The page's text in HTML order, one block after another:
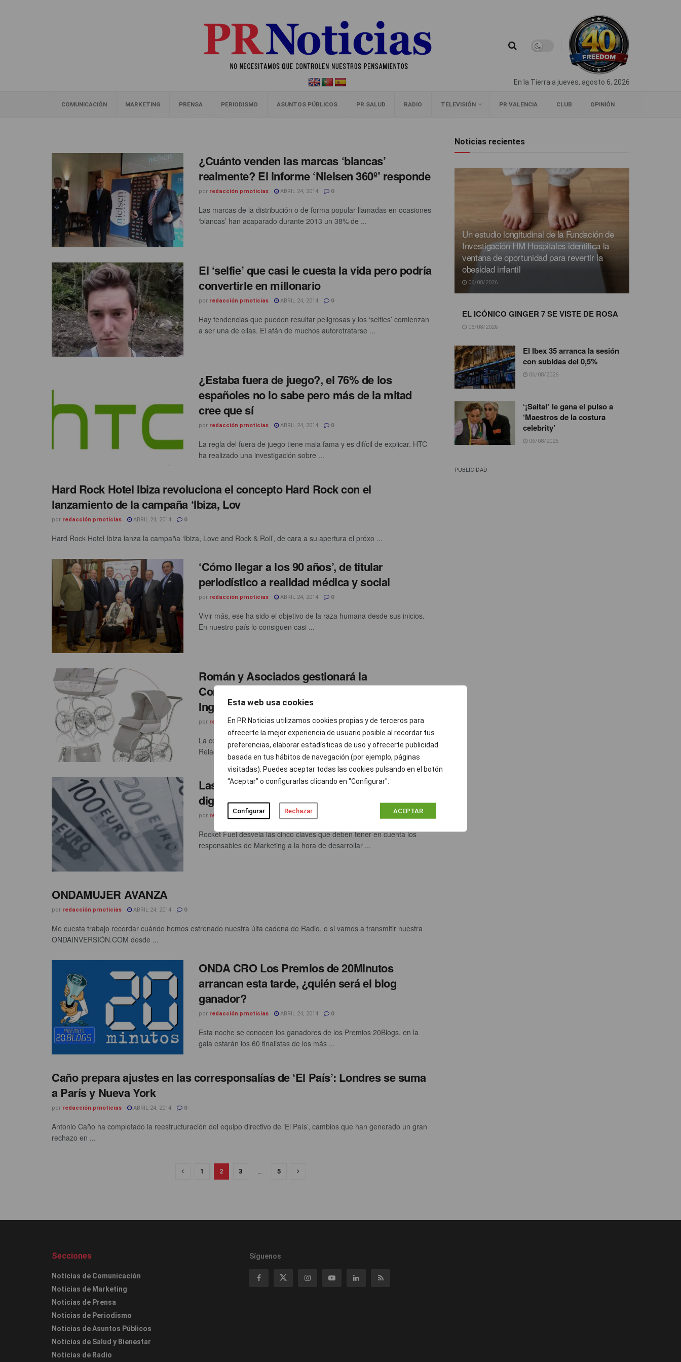
Esta web usa cookies
En PR Noticias utilizamos cookies propias y de terceros para
ofrecerte la mejor experiencia de usuario posible al recordar tus
preferencias, elaborar estadísticas de uso y ofrecerte publicidad
basada en tus hábitos de navegación (por ejemplo, páginas
visitadas). Puedes aceptar todas las cookies pulsando en el botón
“Aceptar” o configurarlas clicando en "Configurar".
Configurar Rechazar ACEPTAR
En la Tierra a jueves, agosto 6, 2026
COMUNICACIÓN MARKETING PRENSA PERIODISMO ASUNTOS PÚBLICOS PR SALUD RADIO TELEVISIÓN PR VALENCIA CLUB OPINIÓN
¿Cuánto venden las marcas ‘blancas’
realmente? El informe ‘Nielsen 360º’ responde
por redacción prnoticias ABRIL 24, 2014 0
Las marcas de la distribución o de forma popular llamadas en ocasiones
‘blancas’ han acaparado durante 2013 un 38% de ...
El ‘selfie’ que casi le cuesta la vida pero podría
convertirle en millonario
por redacción prnoticias ABRIL 24, 2014 0
Hay tendencias que pueden resultar peligrosas y los ‘selfies’ comienzan
a ser una de ellas. El afán de muchos autoretratarse ...
¿Estaba fuera de juego?, el 76% de los
españoles no lo sabe pero más de la mitad
cree que sí
por redacción prnoticias ABRIL 24, 2014 0
La regla del fuera de juego tiene mala fama y es difícil de explicar. HTC
ha realizado una investigación sobre ...
Hard Rock Hotel Ibiza revoluciona el concepto Hard Rock con el
lanzamiento de la campaña ‘Ibiza, Lov
por redacción prnoticias ABRIL 24, 2014 0
Hard Rock Hotel Ibiza lanza la campaña ‘Ibiza, Love and Rock & Roll’, de cara a su apertura el próxo ...
‘Cómo llegar a los 90 años’, de titular
periodístico a realidad médica y social
por redacción prnoticias ABRIL 24, 2014 0
Vivir más, ese ha sido el objetivo de la raza humana desde sus inicios.
En nuestro país lo consiguen casi ...
Román y Asociados gestionará la
Comunicación de marca y producto de
Inglesina
por redacción prnoticias ABRIL 24, 2014 0
La consultora se ha convertido en la agencia de Comunicación y
Relaciones Públicas de Inglesina, una compañía dedicada a la ...
Las cinco claves del éxito de los anuncios
digitales de servicios financieros
por redacción prnoticias
Rocket Fuel desvela las cinco claves que deben tener en cuenta los
responsables de Marketing a la hora de desarrollar ...
ONDAMUJER AVANZA
por redacción prnoticias ABRIL 24, 2014 0
Me cuesta trabajo recordar cuándo hemos estrenado nuestra últa cadena de Radio, o si vamos a transmitir nuestra
ONDAINVERSIÓN.COM desde ...
ONDA CRO Los Premios de 20Minutos
arrancan esta tarde, ¿quién será el blog
ganador?
por redacción prnoticias ABRIL 24, 2014 0
Esta noche se conocen los ganadores de los Premios 20Blogs, en la
gala estarán los 60 finalistas de los más ...
Caño prepara ajustes en las corresponsalías de ‘El País’: Londres se suma
a París y Nueva York
por redacción prnoticias ABRIL 24, 2014 0
Antonio Caño ha completado la reestructuración del equipo directivo de ‘El País’, cambios que han generado un gran
rechazo en ...
1 2 3 … 5
Noticias recientes
Un estudio longitudinal de la Fundación de
Investigación HM Hospitales identifica la
ventana de oportunidad para revertir la
obesidad infantil
06/08/2026
EL ICÓNICO GINGER 7 SE VISTE DE ROSA
06/08/2026
El Ibex 35 arranca la sesión
con subidas del 0,5%
06/08/2026
‘¡Salta!’ le gana el pulso a
‘Maestros de la costura
celebrity’
06/08/2026
PUBLICIDAD
Secciones
Noticias de Comunicación
Noticias de Marketing
Noticias de Prensa
Noticias de Periodismo
Noticias de Asuntos Públicos
Noticias de Salud y Bienestar
Noticias de Radio
Síguenos